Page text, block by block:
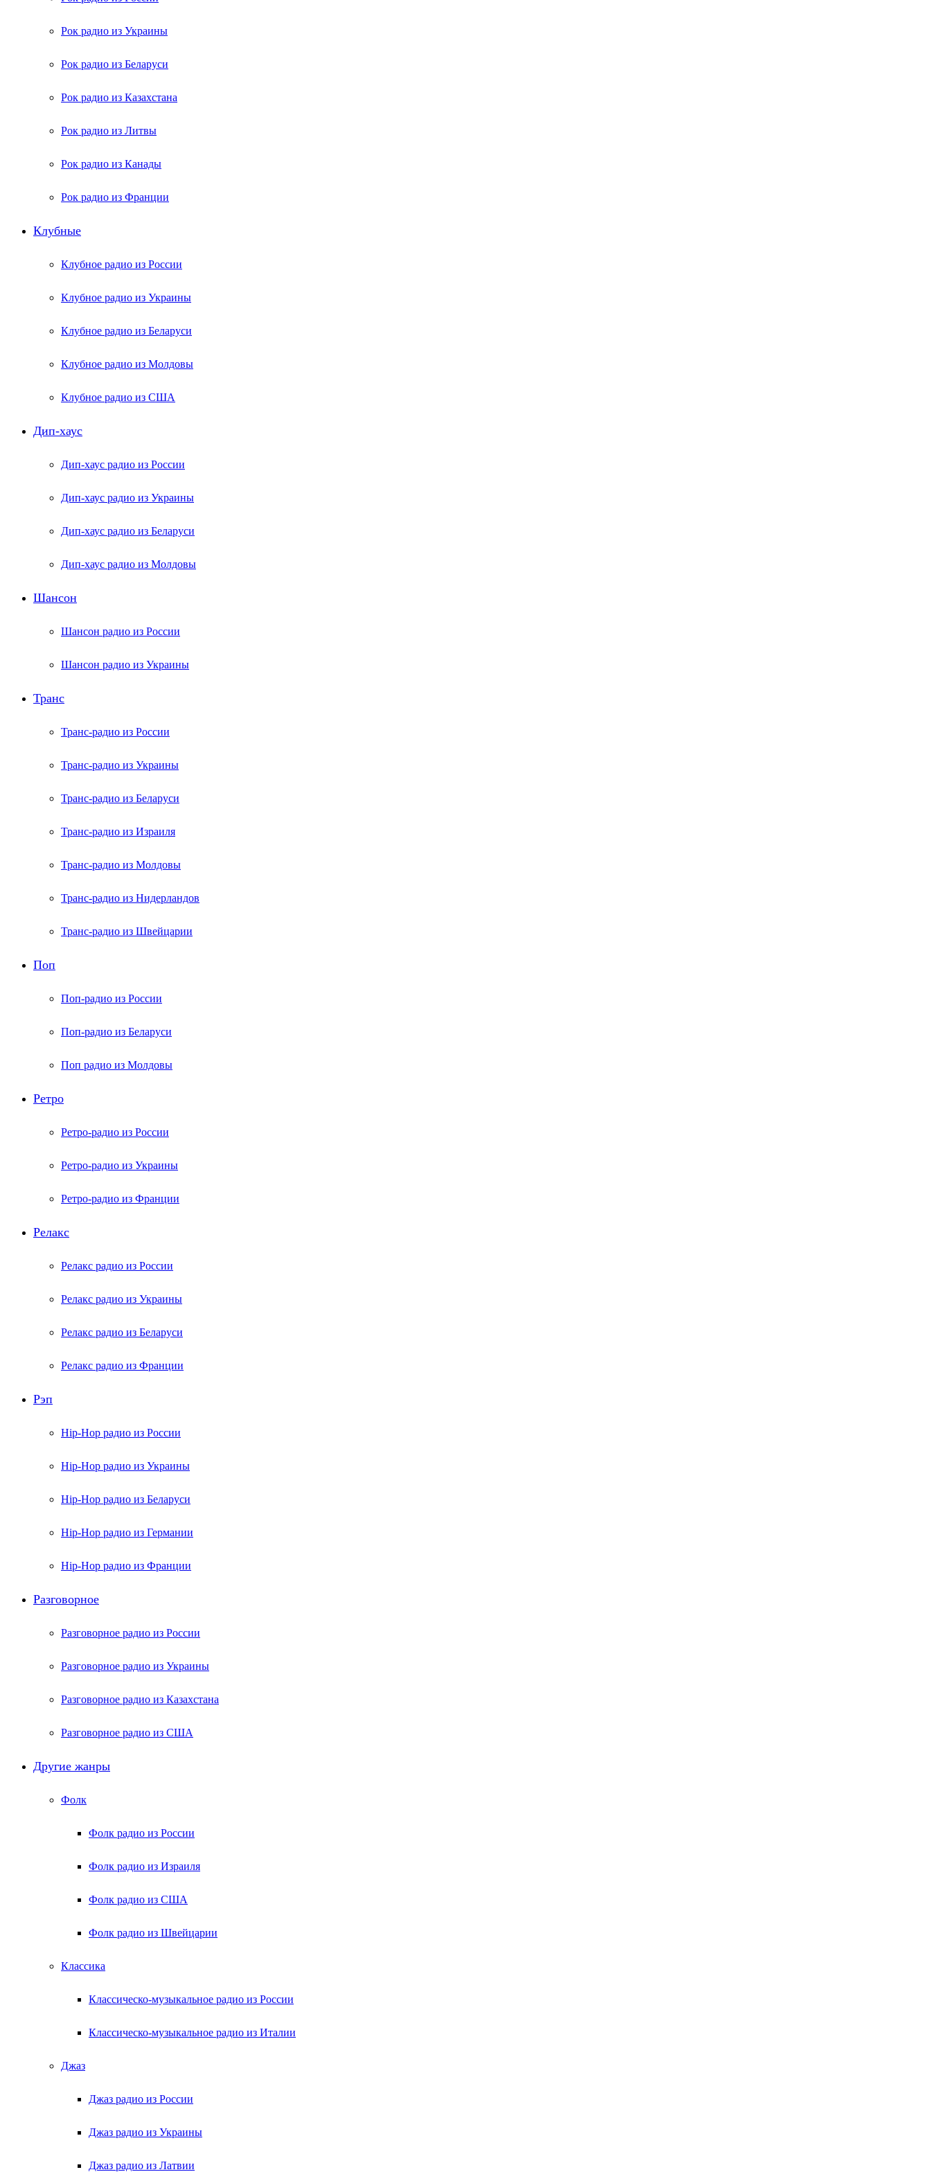
Рок радио из Украины
Рок радио из Беларуси
Рок радио из Казахстана
Рок радио из Литвы
Рок радио из Канады
Рок радио из Франции
Клубные
Клубное радио из России
Клубное радио из Украины
Клубное радио из Беларуси
Клубное радио из Молдовы
Клубное радио из США
Дип-хаус
Дип-хаус радио из России
Дип-хаус радио из Украины
Дип-хаус радио из Беларуси
Дип-хаус радио из Молдовы
Шансон
Шансон радио из России
Шансон радио из Украины
Транс
Транс-радио из России
Транс-радио из Украины
Транс-радио из Беларуси
Транс-радио из Израиля
Транс-радио из Молдовы
Транс-радио из Нидерландов
Транс-радио из Швейцарии
Поп
Поп-радио из России
Поп-радио из Беларуси
Поп радио из Молдовы
Ретро
Ретро-радио из России
Ретро-радио из Украины
Ретро-радио из Франции
Релакс
Релакс радио из России
Релакс радио из Украины
Релакс радио из Беларуси
Релакс радио из Франции
Рэп
Hip-Hop радио из России
Hip-Hop радио из Украины
Hip-Hop радио из Беларуси
Hip-Hop радио из Германии
Hip-Hop радио из Франции
Разговорное
Разговорное радио из России
Разговорное радио из Украины
Разговорное радио из Казахстана
Разговорное радио из США
Другие жанры
Фолк
Фолк радио из России
Фолк радио из Израиля
Фолк радио из США
Фолк радио из Швейцарии
Классика
Классическо-музыкальное радио из России
Классическо-музыкальное радио из Италии
Джаз
Джаз радио из России
Джаз радио из Украины
Джаз радио из Латвии